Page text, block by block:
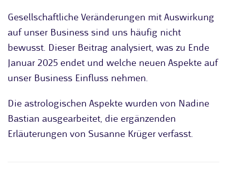
Gesellschaftliche Veränderungen mit Auswirkung
auf unser Business sind uns häufig nicht
bewusst. Dieser Beitrag analysiert, was zu Ende
Januar 2025 endet und welche neuen Aspekte auf
unser Business Einfluss nehmen.
Die astrologischen Aspekte wurden von Nadine
Bastian ausgearbeitet, die ergänzenden
Erläuterungen von Susanne Krüger verfasst.